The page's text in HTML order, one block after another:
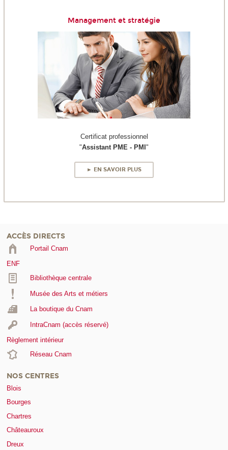
Management et stratégie
Certificat professionnel
"Assistant PME - PMI "
► EN SAVOIR PLUS
ACCÈS DIRECTS
Portail Cnam
ENF
Bibliothèque centrale
Musée des Arts et métiers
La boutique du Cnam
IntraCnam (accès réservé)
Règlement intérieur
Réseau Cnam
NOS CENTRES
Blois
Bourges
Chartres
Châteauroux
Dreux